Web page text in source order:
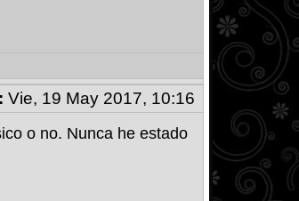
Vie, 19 May 2017, 10:16
o no. Nunca he estado